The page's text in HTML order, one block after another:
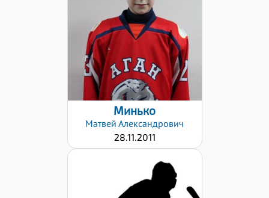
Дата заявки:
18.04.2022
Минько
Матвей Александрович
28.11.2011